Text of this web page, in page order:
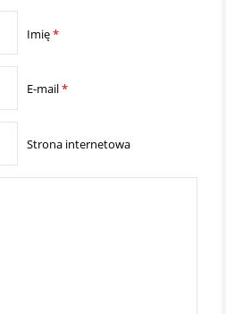
Imię*
E-mail*
Strona internetowa